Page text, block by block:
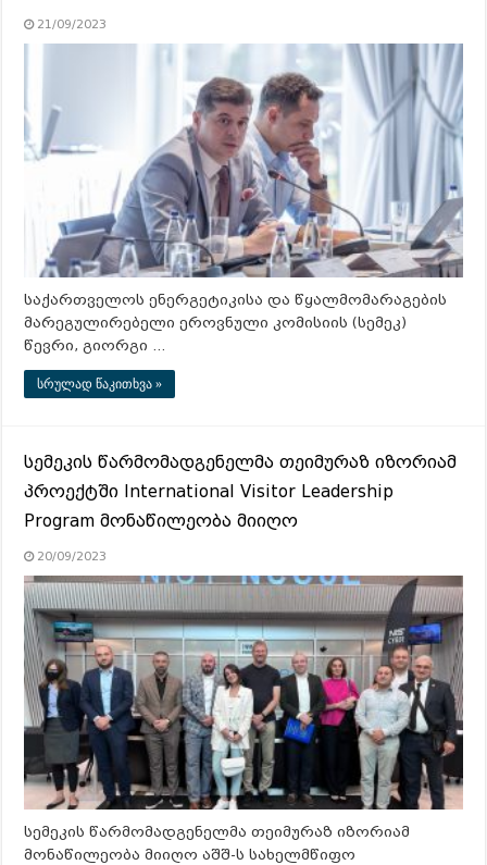
21/09/2023
საქართველოს ენერგეტიკისა და წყალმომარაგების
მარეგულირებელი ეროვნული კომისიის (სემეკ)
წევრი, გიორგი …
სრულად წაკითხვა »
სემეკის წარმომადგენელმა თეიმურაზ იზორიამ
პროექტში International Visitor Leadership
Program მონაწილეობა მიიღო
20/09/2023
სემეკის წარმომადგენელმა თეიმურაზ იზორიამ
მონაწილეობა მიიღო აშშ-ს სახელმწიფო